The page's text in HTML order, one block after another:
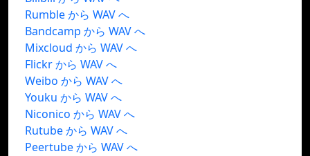
Rumble から WAV へ
Bandcamp から WAV へ
Mixcloud から WAV へ
Flickr から WAV へ
Weibo から WAV へ
Youku から WAV へ
Niconico から WAV へ
Rutube から WAV へ
Peertube から WAV へ